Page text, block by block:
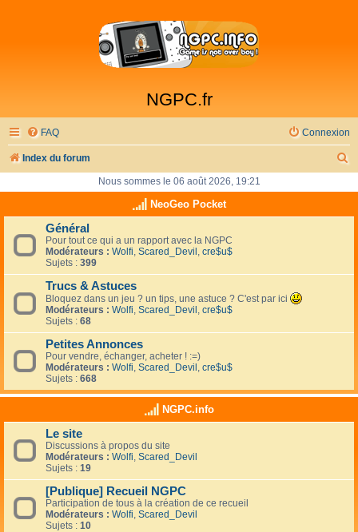
NGPC.fr
FAQ Connexion
Index du forum
h
Nous sommes le 06 août 2026, 19:21
NeoGeo Pocket
Général
Pour tout ce qui a un rapport avec la NGPC
Modérateurs : Wolfi, Scared_Devil , cre$u$
Sujets : 399
Trucs & Astuces
Bloquez dans un jeu ? un tips, une astuce ? C'est par ici
Modérateurs : Wolfi, Scared_Devil , cre$u$
Sujets : 68
Petites Annonces
Pour vendre, échanger, acheter ! :=)
Modérateurs : Wolfi, Scared_Devil , cre$u$
Sujets : 668
NGPC.info
Le site
Discussions à propos du site
Modérateurs : Wolfi, Scared_Devil
Sujets : 19
[Publique] Recueil NGPC
Participation de tous à la création de ce recueil
Modérateurs : Wolfi, Scared_Devil
Sujets : 10